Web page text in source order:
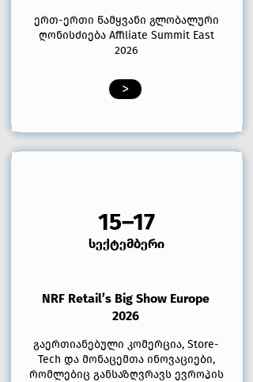
ერთ-ერთი წამყვანი გლობალური
ღონისძიება Affiliate Summit East
2026
>
15–17
სექტემბერი
NRF Retail’s Big Show Europe
2026
გაერთიანებული კომერცია, Store-
Tech და მონაცემთა ინოვაციები,
რომლებიც განსაზღვრავს ევროპის